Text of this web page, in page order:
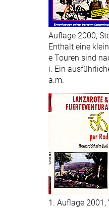
Auflage 2000,
Enthält eine
e Touren sind
i. Ein
a.m.
1. Auflage 2001,